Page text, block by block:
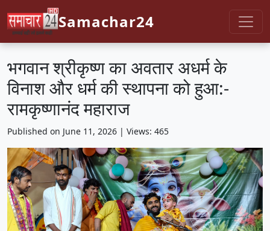
Samachar24
भगवान श्रीकृष्ण का अवतार अधर्म के
विनाश और धर्म की स्थापना को हुआ:-
रामकृष्णानंद महाराज
Published on June 11, 2026 | Views: 465